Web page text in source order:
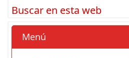
Buscar en esta web
Menú